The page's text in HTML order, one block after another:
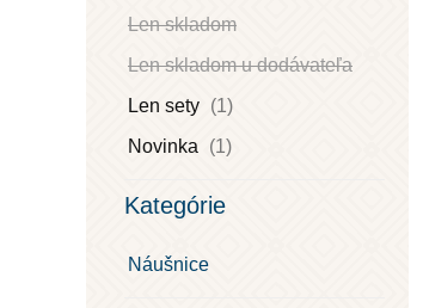
Len skladom
Len skladom u dodávateľa
Len sety (1)
Novinka
(1)
Kategórie
Náušnice